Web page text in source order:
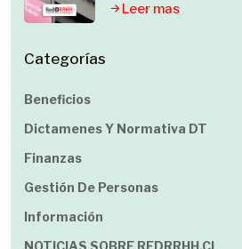
Leer mas
Categorías
Beneficios
Dictamenes Y Normativa DT
Finanzas
Gestión De Personas
Información
NOTICIAS SOBRE REDRRHH.cl